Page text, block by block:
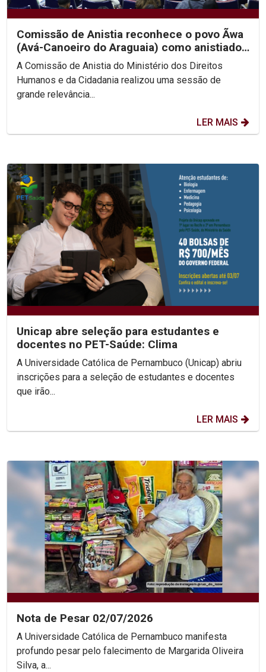
Comissão de Anistia reconhece o povo Ãwa
(Avá-Canoeiro do Araguaia) como anistiado
político coletivo
A Comissão de Anistia do Ministério dos Direitos
Humanos e da Cidadania realizou uma sessão de
grande relevância...
LER MAIS
Unicap abre seleção para estudantes e
docentes no PET-Saúde: Clima
A Universidade Católica de Pernambuco (Unicap) abriu
inscrições para a seleção de estudantes e docentes
que irão...
LER MAIS
Nota de Pesar 02/07/2026
A Universidade Católica de Pernambuco manifesta
profundo pesar pelo falecimento de Margarida Oliveira
Silva, a...